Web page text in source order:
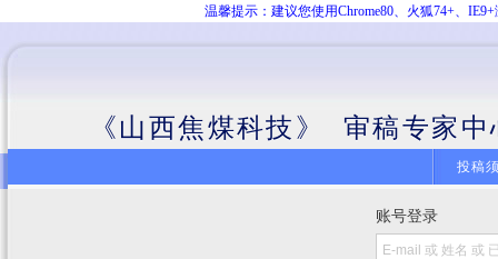
温馨提示：建议您使用Chrome80、火狐74+、
《山西焦煤科技》 审稿专家中
投稿
账号登录